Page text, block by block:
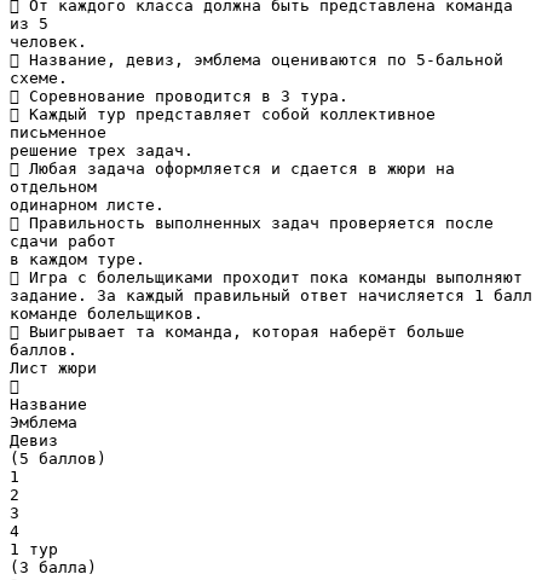
 От каждого класса должна быть представлена команда
из 5
человек.
 Название, девиз, эмблема оцениваются по 5-бальной
схеме.
 Соревнование проводится в 3 тура.
 Каждый тур представляет собой коллективное
письменное
решение трех задач.
 Любая задача оформляется и сдается в жюри на
отдельном
одинарном листе.
 Правильность выполненных задач проверяется после
сдачи работ
в каждом туре.
 Игра с болельщиками проходит пока команды выполняют
задание. За каждый правильный ответ начисляется 1 балл
команде болельщиков.
 Выигрывает та команда, которая наберёт больше
баллов.
Лист жюри

Название
Эмблема
Девиз
(5 баллов)
1
2
3
4
1 тур
(3 балла)